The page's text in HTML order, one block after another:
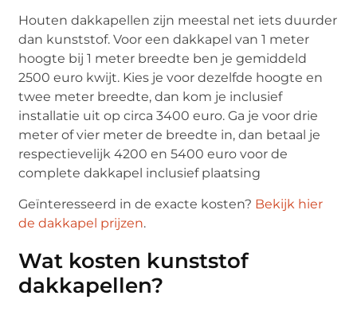
Houten dakkapellen zijn meestal net iets duurder
dan kunststof. Voor een dakkapel van 1 meter
hoogte bij 1 meter breedte ben je gemiddeld
2500 euro kwijt. Kies je voor dezelfde hoogte en
twee meter breedte, dan kom je inclusief
installatie uit op circa 3400 euro. Ga je voor drie
meter of vier meter de breedte in, dan betaal je
respectievelijk 4200 en 5400 euro voor de
complete dakkapel inclusief plaatsing
Geïnteresseerd in de exacte kosten? Bekijk hier
de dakkapel prijzen.
Wat kosten kunststof
dakkapellen?